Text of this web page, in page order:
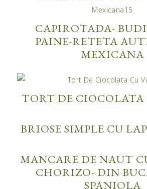
CAPIROTADA-
PAINE-RETETA
MEXICANA
TORT DE CIOCOLATA
BRIOSE SIMPLE CU
MANCARE DE NAUT
CHORIZO- DIN
SPANIOLA